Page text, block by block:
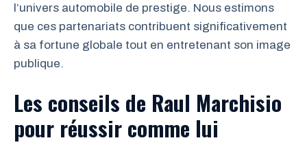
l’univers automobile de prestige. Nous estimons
que ces partenariats contribuent significativement
à sa fortune globale tout en entretenant son image
publique.
Les conseils de Raul Marchisio
pour réussir comme lui